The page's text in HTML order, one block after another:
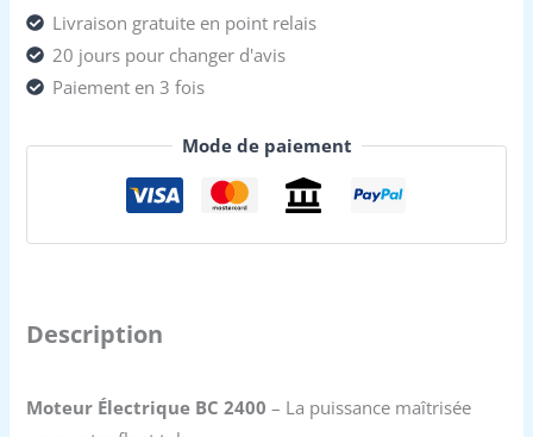
Livraison gratuite en point relais
20 jours pour changer d'avis
Paiement en 3 fois
Mode de paiement
Description
Moteur Électrique BC 2400 – La puissance maîtrisée